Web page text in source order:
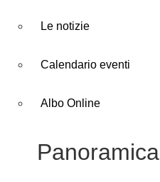
Le notizie
Calendario eventi
Albo Online
Panoramica